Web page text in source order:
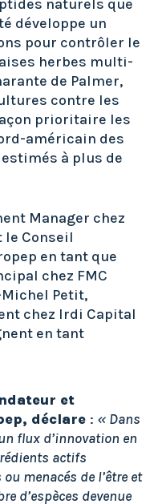
naturels que
développe un
pour contrôler le
herbes multi-
de Palmer,
contre les
prioritaire les
américain des
à plus de
Manager chez
le Conseil
en tant que
chez FMC
Petit,
chez Irdi Capital
en tant
et
déclare : « Dans
flux d’innovation en
actifs
menacés de l’être et
d’espèces devenue